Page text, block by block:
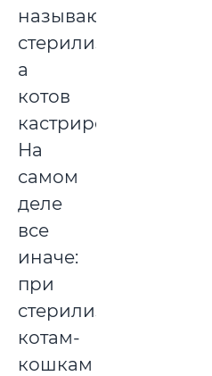
называют
стерилизованными,
а
котов
кастрированными.
На
самом
деле
все
иначе:
при
стерилизации
котам-
кошкам